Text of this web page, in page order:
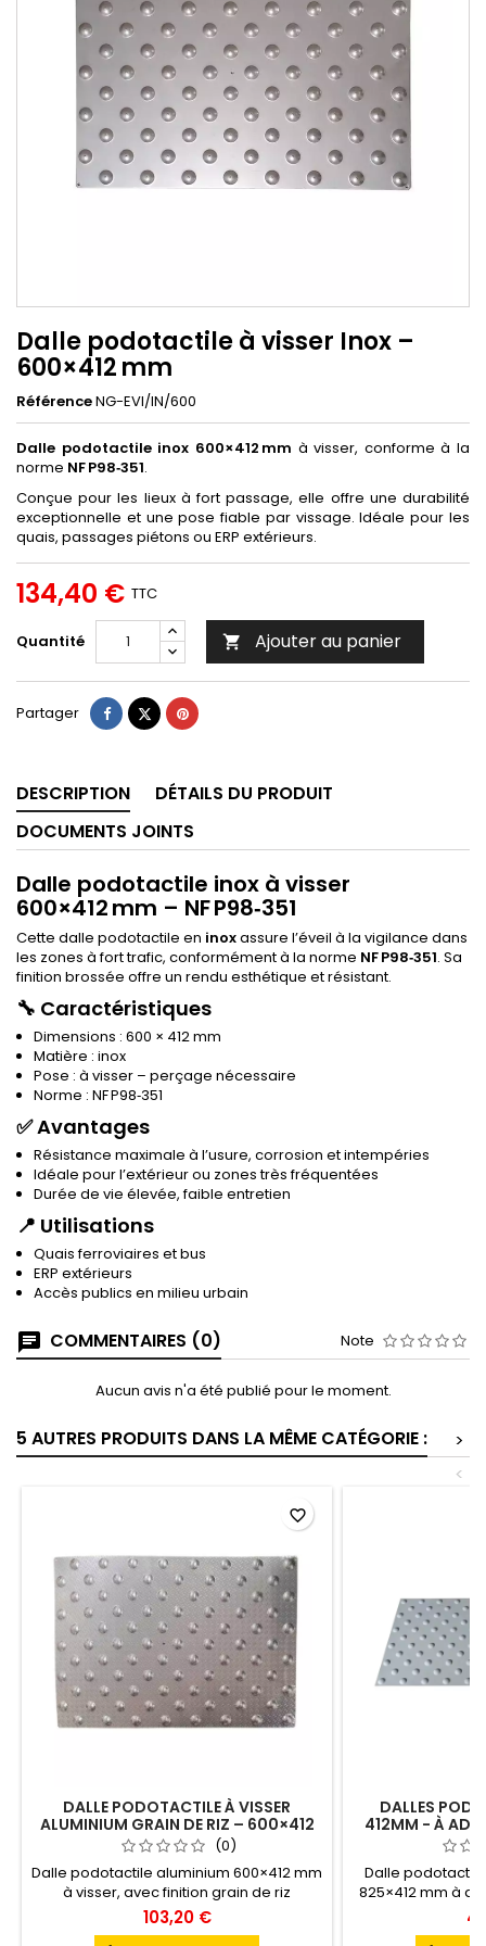
Dalle podotactile à visser Inox –
600×412 mm
RéférenceNG-EVI/IN/600
Dalle podotactile inox 600×412 mm à visser, conforme à la
norme NF P98‑351.
Conçue pour les lieux à fort passage, elle offre une durabilité
exceptionnelle et une pose fiable par vissage. Idéale pour les
quais, passages piétons ou ERP extérieurs.
134,40 € TTC
Quantité  Ajouter au panier
Partager PartagerTweetPinterest
DESCRIPTION
DÉTAILS DU PRODUIT
DOCUMENTS JOINTS
Dalle podotactile inox à visser
600×412 mm – NF P98‑351
Cette dalle podotactile en inoxassure l’éveil à la vigilance dans
les zones à fort trafic, conformément à la norme NF P98‑351. Sa
finition brossée offre un rendu esthétique et résistant.
🔧 Caractéristiques
Dimensions : 600 × 412 mm
Matière : inox
Pose : à visser – perçage nécessaire
Norme : NF P98‑351
✅ Avantages
Résistance maximale à l’usure, corrosion et intempéries
Idéale pour l’extérieur ou zones très fréquentées
Durée de vie élevée, faible entretien
📍 Utilisations
Quais ferroviaires et bus
ERP extérieurs
Accès publics en milieu urbain
COMMENTAIRES (0) Note
Aucun avis n'a été publié pour le moment.
5 AUTRES PRODUITS DANS LA MÊME CATÉGORIE :
>
<
DALLE PODOTACTILE À VISSER
ALUMINIUM GRAIN DE RIZ – 600×412
MM
(0)
Dalle podotactile aluminium 600×412 mm
à visser, avec finition grain de riz
antidérapante. Conforme à la norme NF
P98‑351, elle est idéale pour les ERP
103,20 €
favorite_border
DALLES
412MM - À
Dalle
825×412 mm à
en TPU souple
la norme NF